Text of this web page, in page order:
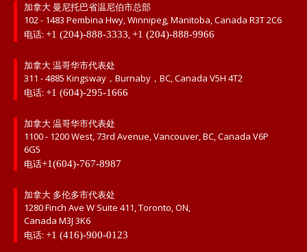
加拿大 曼尼托巴省温尼伯市总部
102 - 1483 Pembina Hwy, Winnipeg, Manitoba, Canada R3T 2C6
电话: +1 (204)-888-3333,+1 (204)-888-9966
加拿大 温哥华市代表处
311 - 4885 Kingsway，Burnaby，BC, Canada V5H 4T2
电话: +1 (604)-295-1666
加拿大 温哥华市代表处
1100 - 1200 West, 73rd Avenue, Vancouver, BC, Canada V6P
6G5
电话+1(604)-767-8987
加拿大 多伦多市代表处
1280 Finch Ave W Suite 411, Toronto, ON,
Canada M3J 3K6
电话: +1 (416)-900-0123